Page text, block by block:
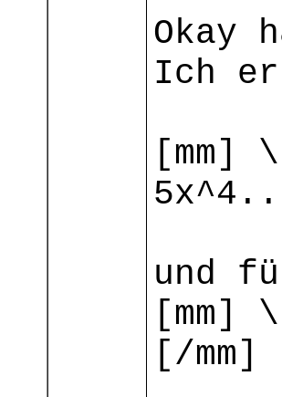
Okay
Ich
[mm]
und
[mm]
[/mm]